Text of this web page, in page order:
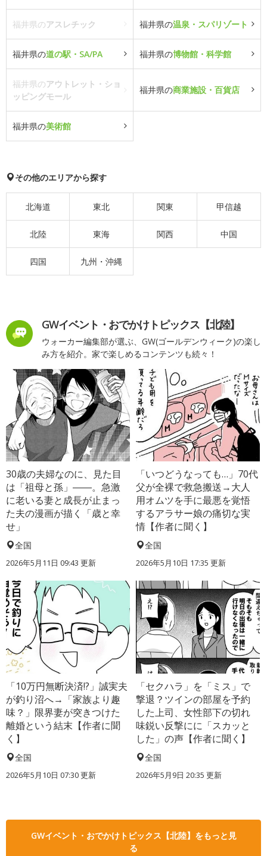
福井県のアスレチック 福井県の温泉・スパリゾート
福井県の道の駅・SA/PA 福井県の博物館・科学館
福井県のアウトレット・ショ
ッピングモール
福井県の商業施設・百貨店
福井県の美術館
その他のエリアから探す
北海道 東北 関東 甲信越
北陸 東海 関西 中国
四国 九州・沖縄
GWイベント・おでかけトピックス【北陸】
ウォーカー編集部が選ぶ、GW(ゴールデンウィーク)の楽し
み方を紹介。家で楽しめるコンテンツも続々！
30歳の夫婦なのに、見た目
は「祖母と孫」――。急激
に老いる妻と成長が止まっ
た夫の漫画が描く「歳と幸
せ」
全国
2026年5月11日 09:43 更新
「いつどうなっても…」70代
父が全裸で救急搬送→大人
用オムツを手に最悪を覚悟
するアラサー娘の痛切な実
情【作者に聞く】
全国
2026年5月10日 17:35 更新
「10万円無断決済!?」誠実夫
が釣り沼へ→「家族より趣
味？」限界妻が突きつけた
離婚という結末【作者に聞
く】
全国
2026年5月10日 07:30 更新
「セクハラ」を「ミス」で
撃退？ツインの部屋を予約
した上司、女性部下の切れ
味鋭い反撃にに「スカッと
した」の声【作者に聞く】
全国
2026年5月9日 20:35 更新
GWイベント・おでかけトピックス【北陸】をもっと見
る